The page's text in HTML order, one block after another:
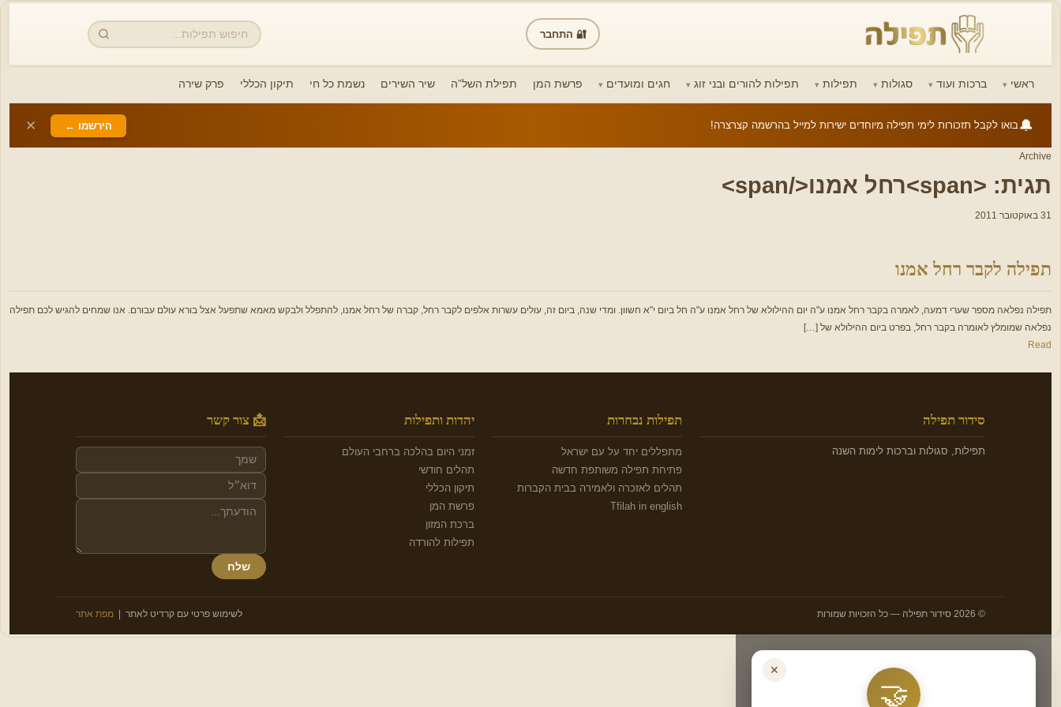
🔐 התחבר
חיפוש
ראשי ברכות ועוד סגולות תפילות תפילות להורים ובני זוג חגים ומועדים פרשת המן תפילת השל”ה שיר השירים נשמת כל חי תיקון הכללי פרק שירה
🔔בואו לקבל תזכורות לימי תפילה מיוחדים ישירות למייל בהרשמה קצרצרה! הירשמו ← ✕
Archive
תגית: <span>רחל אמנו</span>
31 באוקטובר 2011
תפילה לקבר רחל אמנו
תפילה נפלאה מספר שערי דמעה, לאמרה בקבר רחל אמנו ע"ה יום ההילולא של רחל אמנו ע"ה חל ביום י"א חשוון. ומדי שנה, ביום זה, עולים עשרות אלפים לקבר רחל, קברה של רחל אמנו, להתפלל ולבקש מאמא שתפעל אצל בורא עולם עבורם. אנו שמחים להגיש לכם תפילה
נפלאה שמומלץ לאומרה בקבר רחל, בפרט ביום ההילולא של […]
Read
סידור תפילה
תפילות, סגולות וברכות לימות השנה
תפילות נבחרות
מתפללים יחד על עם ישראל
פתיחת תפילה משותפת חדשה
תהלים לאזכרה ולאמירה בבית הקברות
Tfilah in english
יהדות ותפילות
זמני היום בהלכה ברחבי העולם
תהלים חודשי
תיקון הכללי
פרשת המן
ברכת המזון
תפילות להורדה
📩 צור קשר
שלח
© 2026 סידור תפילה — כל הזכויות שמורות לשימוש פרטי עם קרדיט לאתר | מפת אתר
✕
🤝